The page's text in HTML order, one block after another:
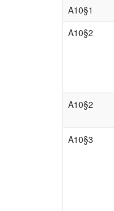
A10§1
A10§2
A10§2
A10§3